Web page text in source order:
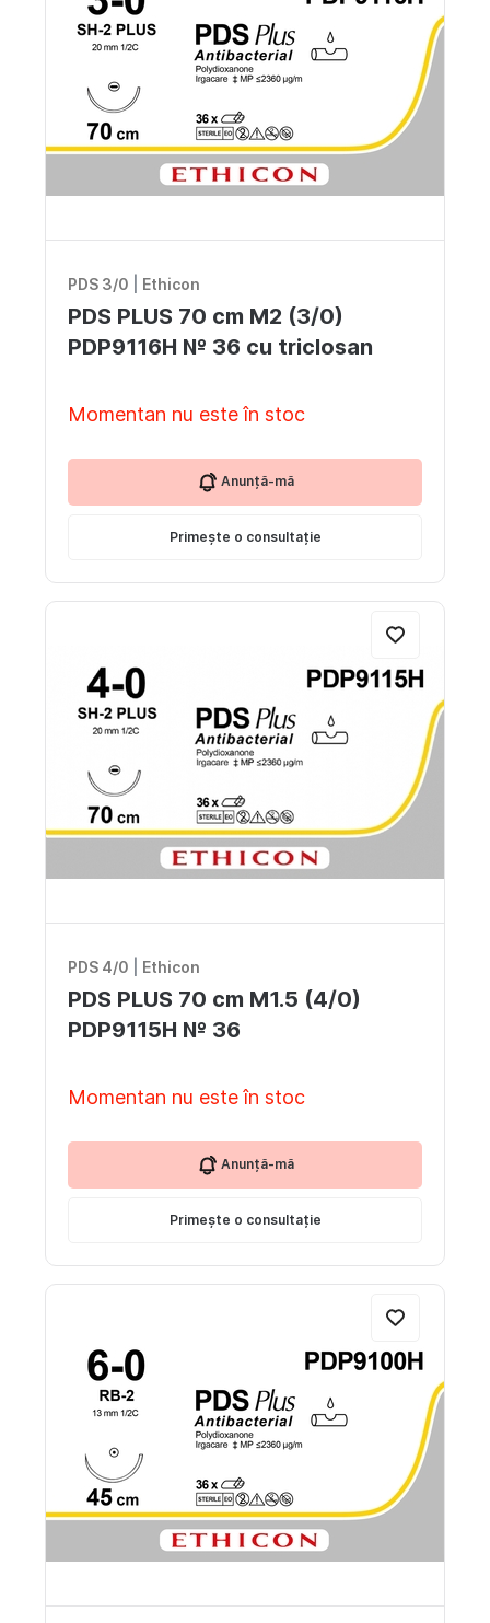
PDS 3/0 Ethicon
PDS PLUS 70 cm M2 (3/0)
PDP9116H № 36 cu triclosan
Momentan nu este în stoc
Anunță-mă
Primește o consultație
PDS 4/0 Ethicon
PDS PLUS 70 cm M1.5 (4/0)
PDP9115H № 36
Momentan nu este în stoc
Anunță-mă
Primește o consultație